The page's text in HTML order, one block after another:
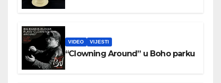
VIDEO VIJESTI
“Clowning Around” u Boho parku